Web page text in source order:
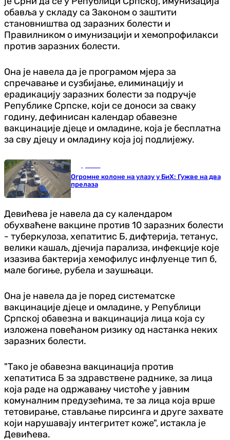
обавља у складу са Законом о заштити
становништва од заразних болести и
Правилником о имунизацији и хемопрофилакси
против заразних болести.
Она је навела да је програмом мјера за
спречавање и сузбијање, елиминацију и
ерадикацију заразних болести за подручје
Републике Српске, који се доноси за сваку
годину, дефинисан календар обавезне
вакцинације дјеце и омладине, која је бесплатна
за сву дјецу и омладину која јој подлијежу.
Огромне колоне на улазу у БиХ: Гужве на два
прелаза
Девићева је навела да су календаром
обухваћене вакцине против 10 заразних болести
- туберкулоза, хепатитис Б, дифтерија, тетанус,
велики кашаљ, дјечија парализа, инфекције које
изазива бактерија хемофилус инфлуенце тип б,
мале богиње, рубела и заушњаци.
Она је навела да је поред систематске
вакцинације дјеце и омладине, у Републици
Српској обавезна и вакцинација лица која су
изложена повећаном ризику од настанка неких
заразних болести.
"Тако је обавезна вакцинација против
хепатитиса Б за здравствене раднике, за лица
која раде на одржавању чистоће у јавним
комуналним предузећима, те за лица која врше
тетовирање, стављање пирсинга и друге захвате
који нарушавају интегритет коже", истакла је
Девићева.